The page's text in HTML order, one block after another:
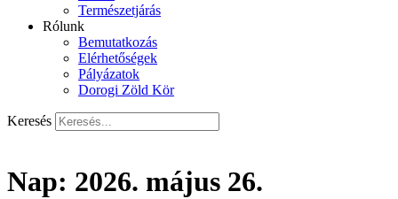
Természetjárás
Rólunk
Bemutatkozás
Elérhetőségek
Pályázatok
Dorogi Zöld Kör
Keresés
Nap: 2026. május 26.